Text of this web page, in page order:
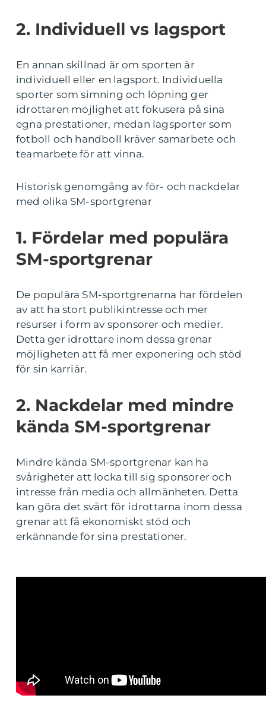
2. Individuell vs lagsport
En annan skillnad är om sporten är
individuell eller en lagsport. Individuella
sporter som simning och löpning ger
idrottaren möjlighet att fokusera på sina
egna prestationer, medan lagsporter som
fotboll och handboll kräver samarbete och
teamarbete för att vinna.
Historisk genomgång av för- och nackdelar
med olika SM-sportgrenar
1. Fördelar med populära
SM-sportgrenar
De populära SM-sportgrenarna har fördelen
av att ha stort publikintresse och mer
resurser i form av sponsorer och medier.
Detta ger idrottare inom dessa grenar
möjligheten att få mer exponering och stöd
för sin karriär.
2. Nackdelar med mindre
kända SM-sportgrenar
Mindre kända SM-sportgrenar kan ha
svårigheter att locka till sig sponsorer och
intresse från media och allmänheten. Detta
kan göra det svårt för idrottarna inom dessa
grenar att få ekonomiskt stöd och
erkännande för sina prestationer.